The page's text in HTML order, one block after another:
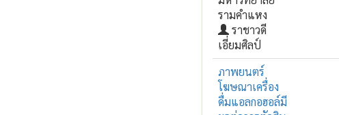
รามคำแหง
ราชาวดี
เอี่ยมศิลป์
ภาพยนตร์
โฆษณาเครื่อง
ดื่มแอลกอฮอล์มี